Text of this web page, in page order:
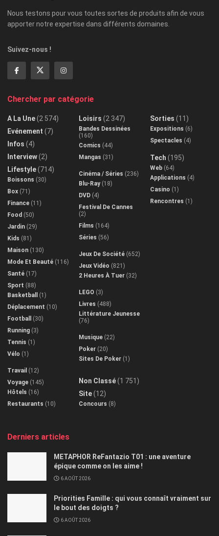
Nous testons pour vous toutes sortes de produits afin de vous
apporter notre expertise dans différents domaines.
Suivez-nous !
Chercher par catégorie
A La Une(2 574)
Evénement (7)
Infos (4)
Interview(2)
Lifestyle(714)
Boissons (30)
Box (71)
Finance (11)
Food (50)
Jardin (29)
Kids (81)
Maison (130)
Mode Et Beauté (116)
Santé (17)
Sport (88)
Basketball
(1)
Déplacement (10)
Football
(30)
Running (3)
Tennis (1)
Vélo (1)
Travail (12)
Voyage (145)
Hôtels (16)
Restaurants (10)
Loisirs (2 347)
Bandes Dessinées
(160)
Comics (44)
Mangas (31)
Cinéma / Séries (236)
Blu-Ray(18)
DVD (4)
Festival De Cannes
(2)
Films (164)
Séries (56)
Jeux De Société (652)
Jeux Vidéo (821)
2 Heures À Tuer (32)
LEGO (3)
Livres (488)
Littérature Jeunesse
(76)
Musique (22)
Poker (20)
Sites De Poker (1)
Non Classé(1 751)
Site(12)
Concours (8)
Sorties (11)
Expositions (6)
Spectacles (4)
Tech (195)
Web (64)
Applications (4)
Casino (1)
Rencontres (1)
Derniers articles
METAPHOR ReFantazio T01 : une aventure
épique comme on les aime !
6 AOÛT 2026
Priorities Famille : qui vous connaît vraiment sur
le bout des doigts ?
6 AOÛT 2026